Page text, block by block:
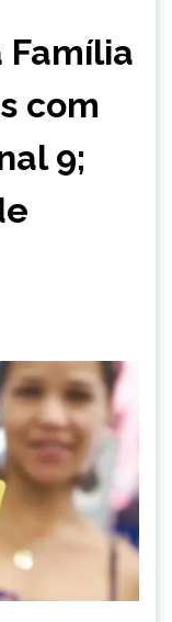
Família
com
9;